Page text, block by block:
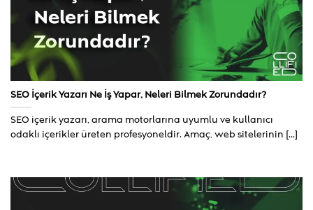
SEO İçerik Yazarı Ne İş Yapar, Neleri Bilmek Zorundadır?
SEO içerik yazarı, arama motorlarına uyumlu ve kullanıcı
odaklı içerikler üreten profesyoneldir. Amaç, web sitelerinin [...]